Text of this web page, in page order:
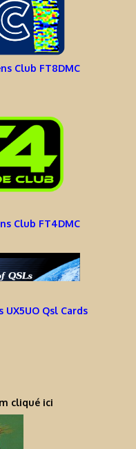
Club FT8DMC
Club FT4DMC
Qsl Cards
cliqué ici